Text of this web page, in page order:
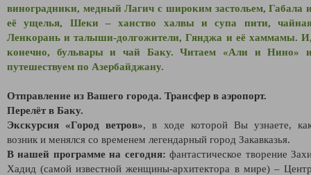
виноградники, медный Лагич с широким застольем, Габала
её ущелья, Шеки – ханство халвы и супа пити,
Ленкорань и талыши-долгожители, Гянджа и её хаммамы.
конечно, бульвары и чай Баку. Читаем «Али и Нино»
путешествуем по Азербайджану.
Отправление из Вашего города. Трансфер в аэропорт.
Перелёт в Баку.
Экскурсия «Город ветров», в ходе которой Вы узнаете,
возник и менялся со временем легендарный город Закавказья.
В нашей программе на сегодня:фантастическое творение
Хадид (самой известной женщины-архитектора в мире) –